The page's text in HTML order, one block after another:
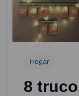
Hogar
8